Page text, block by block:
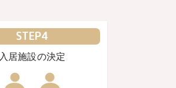
STEP4
入居施設の決定